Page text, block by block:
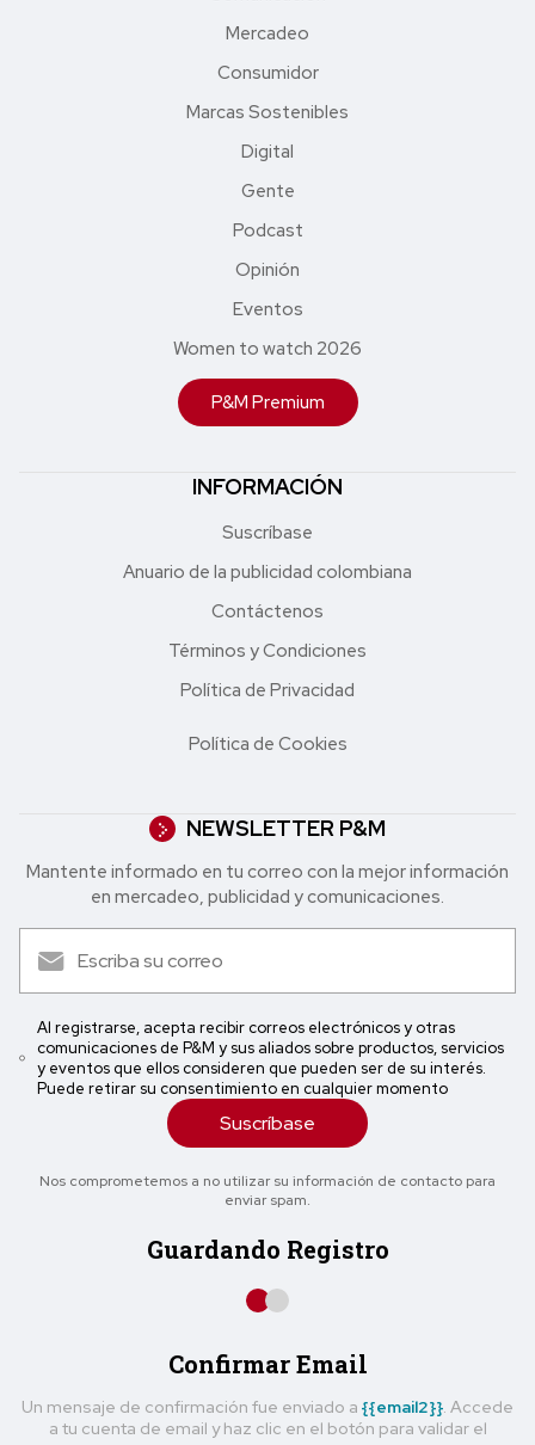
Mercadeo
Consumidor
Marcas Sostenibles
Digital
Gente
Podcast
Opinión
Eventos
Women to watch 2026
P&M Premium
INFORMACIÓN
Suscríbase
Anuario de la publicidad colombiana
Contáctenos
Términos y Condiciones
Política de Privacidad
Política de Cookies
NEWSLETTER P&M
Mantente informado en tu correo con la mejor in formación
en mercadeo, publicidad y comunicaciones.
Al registrarse, acepta recibir correos electrónicos y otras
comunicaciones de P&M y sus aliados sobre productos, servicios
y eventos que ellos consideren que pueden ser de su interés.
Puede retirar su consentimiento en cualquier momento
Suscríbase
Nos comprometemos a no utilizar su información de contacto para
enviar spam.
Guardando Registro
Confirmar Email
Un mensaje de confirmación fue enviado a {{email2}} . Accede
a tu cuenta de email y haz clic en el botón para validar el